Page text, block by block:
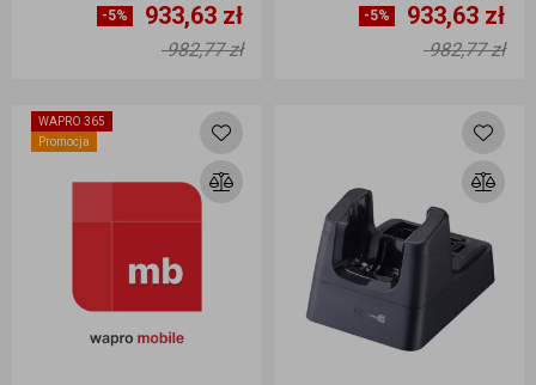
-5% 933,63 zł
982,77 zł
Ilość sztuk -5% 933,63 zł
982,77 zł
Ilość sztuk
WAPRO 365
Promocja